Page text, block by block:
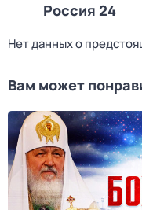
Россия 24
Нет данных о
Вам может